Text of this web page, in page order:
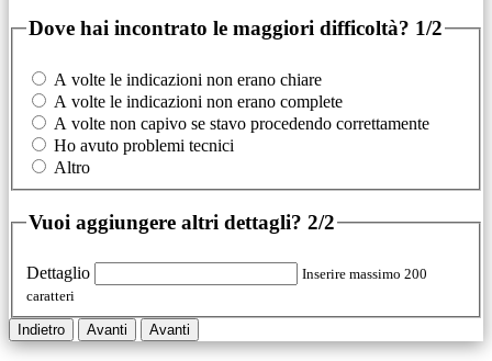
Dove hai incontrato le maggiori difficoltà? 1/2
A volte le indicazioni non erano chiare
A volte le indicazioni non erano complete
A volte non capivo se stavo procedendo correttamente
Ho avuto problemi tecnici
Altro
Vuoi aggiungere altri dettagli? 2/2
Dettaglio
Inserire massimo 200
caratteri
Indietro Avanti Avanti